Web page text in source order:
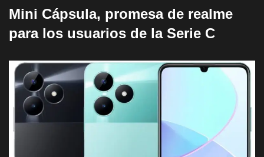
Mini Cápsula, promesa de realme
para los usuarios de la Serie C